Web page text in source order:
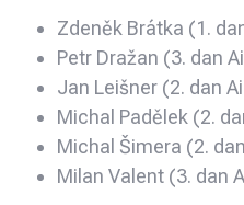
Zdeněk Brátka (1.
Petr Dražan (3. dan
Jan Leišner (2. dan
Michal Padělek (2.
Michal Šimera (2.
Milan Valent (3. dan